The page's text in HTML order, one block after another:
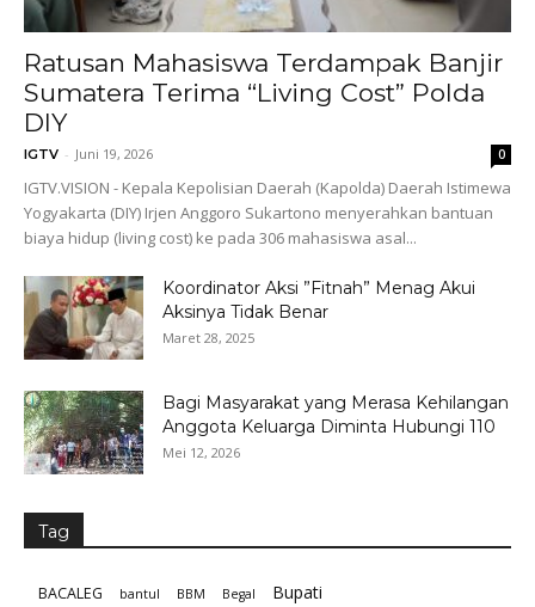
Ratusan Mahasiswa Terdampak Banjir
Sumatera Terima “Living Cost” Polda
DIY
IGTV - Juni 19, 2026 0
IGTV.VISION - Kepala Kepolisian Daerah (Kapolda) Daerah Istimewa
Yogyakarta (DIY) Irjen Anggoro Sukartono menyerahkan bantuan
biaya hidup (living cost) ke pada 306 mahasiswa asal...
Koordinator Aksi ”Fitnah” Menag Akui
Aksinya Tidak Benar
Maret 28, 2025
Bagi Masyarakat yang Merasa Kehilangan
Anggota Keluarga Diminta Hubungi 110
Mei 12, 2026
Tag
BACALEG bantul BBM Begal Bupati